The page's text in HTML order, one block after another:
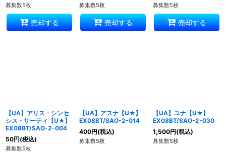
募集数5枚
売却する
募集数5枚
売却する
募集数5枚
売却する
【UA】アリス・シンセ
シス・サーティ【U★】
EX08BT/SAO-2-004
50円(税込)
募集数5枚
【UA】アスナ【U★】
EX08BT/SAO-2-014
400円(税込)
募集数5枚
【UA】ユナ【U★】
EX08BT/SAO-2-030
1,500円(税込)
募集数5枚